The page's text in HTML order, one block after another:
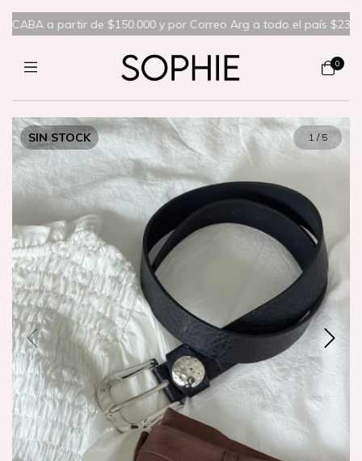
a partir de $150.000 y por Correo Arg a todo el país
0
SIN STOCK 1 / 5